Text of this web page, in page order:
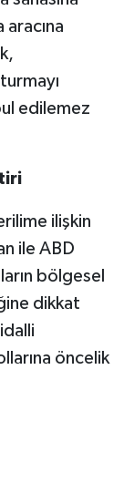
edilemez
ilişkin
ile ABD
bölgesel
dikkat
öncelik